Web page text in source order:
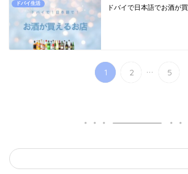
ドバイ生活
ドバイで日本語でお酒が
1 2 ... 5